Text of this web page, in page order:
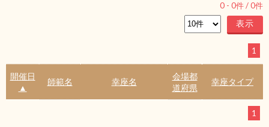
0 - 0件 /0件
1
開催日
▲
師範名 幸座名
会場都
道府県
幸座タイプ
1